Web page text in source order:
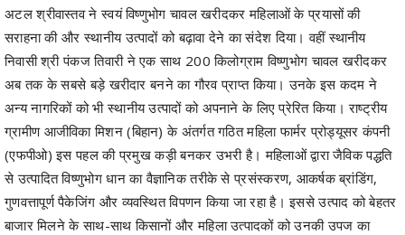
अटल श्रीवास्तव ने स्वयं विष्णुभोग चावल खरीदकर महिलाओं के प्रयासों की
सराहना की और स्थानीय उत्पादों को बढ़ावा देने का संदेश दिया। वहीं स्थानीय
निवासी श्री पंकज तिवारी ने एक साथ 200 किलोग्राम विष्णुभोग चावल खरीदकर
अब तक के सबसे बड़े खरीदार बनने का गौरव प्राप्त किया। उनके इस कदम ने
अन्य नागरिकों को भी स्थानीय उत्पादों को अपनाने के लिए प्रेरित किया। राष्ट्रीय
ग्रामीण आजीविका मिशन (बिहान) के अंतर्गत गठित महिला फार्मर प्रोड्यूसर कंपनी
(एफपीओ) इस पहल की प्रमुख कड़ी बनकर उभरी है। महिलाओं द्वारा जैविक पद्धति
से उत्पादित विष्णुभोग धान का वैज्ञानिक तरीके से प्रसंस्करण, आकर्षक ब्रांडिंग,
गुणवत्तापूर्ण पैकेजिंग और व्यवस्थित विपणन किया जा रहा है। इससे उत्पाद को बेहतर
बाजार मिलने के साथ-साथ किसानों और महिला उत्पादकों को उनकी उपज का